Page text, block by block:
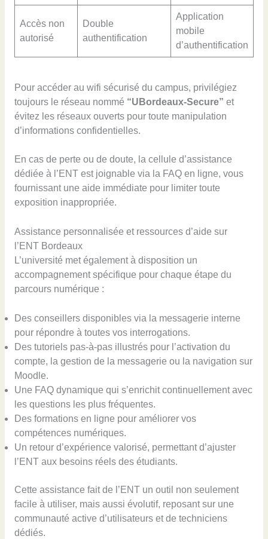
Accès non
autorisé
Double
authentification
Application
mobile
d’authentification
Pour accéder au wifi sécurisé du campus, privilégiez
toujours le réseau nommé “UBordeaux-Secure” et
évitez les réseaux ouverts pour toute manipulation
d’informations confidentielles.
En cas de perte ou de doute, la cellule d’assistance
dédiée à l’ENT est joignable via la FAQ en ligne, vous
fournissant une aide immédiate pour limiter toute
exposition inappropriée.
Assistance personnalisée et ressources d’aide sur
l’ENT Bordeaux
L’université met également à disposition un
accompagnement spécifique pour chaque étape du
parcours numérique :
Des conseillers disponibles via la messagerie interne
pour répondre à toutes vos interrogations.
Des tutoriels pas-à-pas illustrés pour l’activation du
compte, la gestion de la messagerie ou la navigation sur
Moodle.
Une FAQ dynamique qui s’enrichit continuellement avec
les questions les plus fréquentes.
Des formations en ligne pour améliorer vos
compétences numériques.
Un retour d’expérience valorisé, permettant d’ajuster
l’ENT aux besoins réels des étudiants.
Cette assistance fait de l’ENT un outil non seulement
facile à utiliser, mais aussi évolutif, reposant sur une
communauté active d’utilisateurs et de techniciens
dédiés.